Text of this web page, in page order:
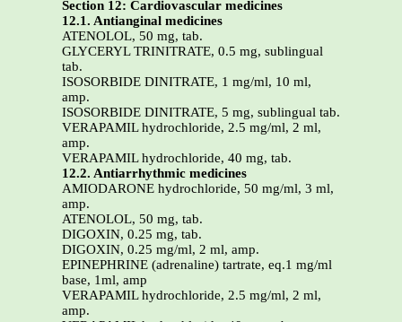
Section 12: Cardiovascular medicines
12.1. Antianginal medicines
ATENOLOL, 50 mg, tab.
GLYCERYL TRINITRATE, 0.5 mg, sublingual
tab.
ISOSORBIDE DINITRATE, 1 mg/ml, 10 ml,
amp.
ISOSORBIDE DINITRATE, 5 mg, sublingual tab.
VERAPAMIL hydrochloride, 2.5 mg/ml, 2 ml,
amp.
VERAPAMIL hydrochloride, 40 mg, tab.
12.2. Antiarrhythmic medicines
AMIODARONE hydrochloride, 50 mg/ml, 3 ml,
amp.
ATENOLOL, 50 mg, tab.
DIGOXIN, 0.25 mg, tab.
DIGOXIN, 0.25 mg/ml, 2 ml, amp.
EPINEPHRINE (adrenaline) tartrate, eq.1 mg/ml
base, 1ml, amp
VERAPAMIL hydrochloride, 2.5 mg/ml, 2 ml,
amp.